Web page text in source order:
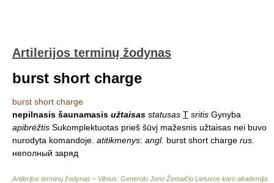
Artilerijos terminų žodynas
burst short charge
burst short charge
nepilnasis šaunamasis užtaisas statusas T sritis Gynyba
apibrėžtis Sukomplektuotas prieš šūvį mažesnis užtaisas nei buvo
nurodyta komandoje. atitikmenys: angl. burst short charge rus.
неполный заряд
Artilerijos terminų žodynas – Vilnius: Generolo Jono Žemaičio Lietuvos karo akademija